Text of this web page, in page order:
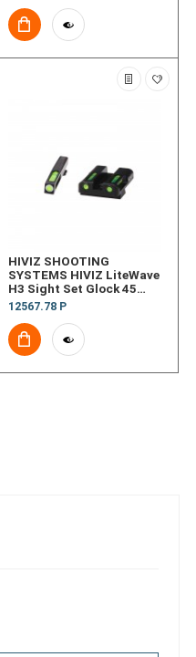
HIVIZ SHOOTING
SYSTEMS HIVIZ LiteWave
H3 Sight Set Glock 45
ACP 10mm and 45 GAP
12567.78 Р